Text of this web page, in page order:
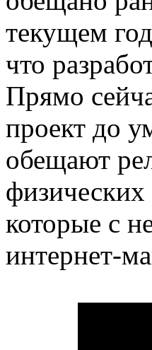
текущем
что
Прямо
проект до
обещают
которые с
интернет-